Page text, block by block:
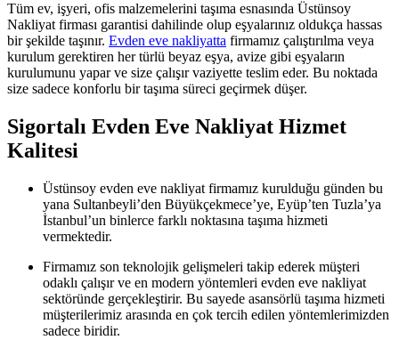
Tüm ev, işyeri, ofis malzemelerini taşıma esnasında Üstünsoy
Nakliyat firması garantisi dahilinde olup eşyalarınız oldukça hassas
bir şekilde taşınır. Evden eve nakliyatta firmamız çalıştırılma veya
kurulum gerektiren her türlü beyaz eşya, avize gibi eşyaların
kurulumunu yapar ve size çalışır vaziyette teslim eder. Bu noktada
size sadece konforlu bir taşıma süreci geçirmek düşer.
Sigortalı Evden Eve Nakliyat Hizmet
Kalitesi
Üstünsoy evden eve nakliyat firmamız kurulduğu günden bu
yana Sultanbeyli’den Büyükçekmece’ye, Eyüp’ten Tuzla’ya
İstanbul’un binlerce farklı noktasına taşıma hizmeti
vermektedir.
Firmamız son teknolojik gelişmeleri takip ederek müşteri
odaklı çalışır ve en modern yöntemleri evden eve nakliyat
sektöründe gerçekleştirir. Bu sayede asansörlü taşıma hizmeti
müşterilerimiz arasında en çok tercih edilen yöntemlerimizden
sadece biridir.